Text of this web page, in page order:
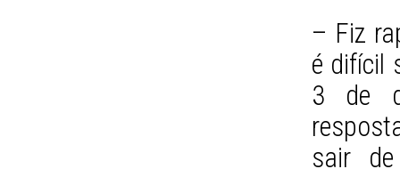
– Fiz
é difícil
3 de
sair